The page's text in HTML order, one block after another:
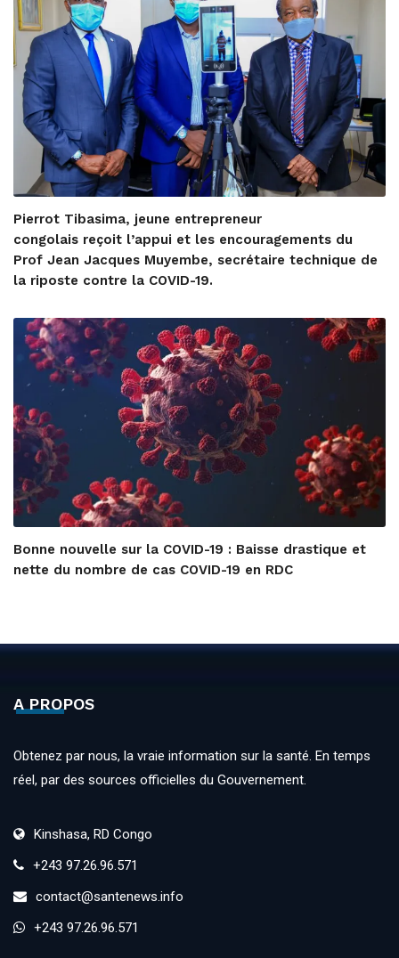
Pierrot Tibasima, jeune entrepreneur
congolais reçoit l’appui et les encouragements du
Prof Jean Jacques Muyembe, secrétaire technique de
la riposte contre la COVID-19.
Bonne nouvelle sur la COVID-19 : Baisse drastique et
nette du nombre de cas COVID-19 en RDC
A PROPOS
Obtenez par nous, la vraie information sur la santé. En temps
réel, par des sources officielles du Gouvernement.
Kinshasa, RD Congo
+243 97.26.96.571
contact@santenews.info
+243 97.26.96.571